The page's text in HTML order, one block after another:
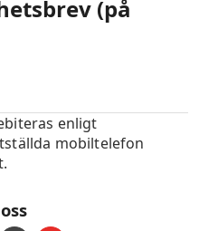
(på
enligt
mobiltelefon